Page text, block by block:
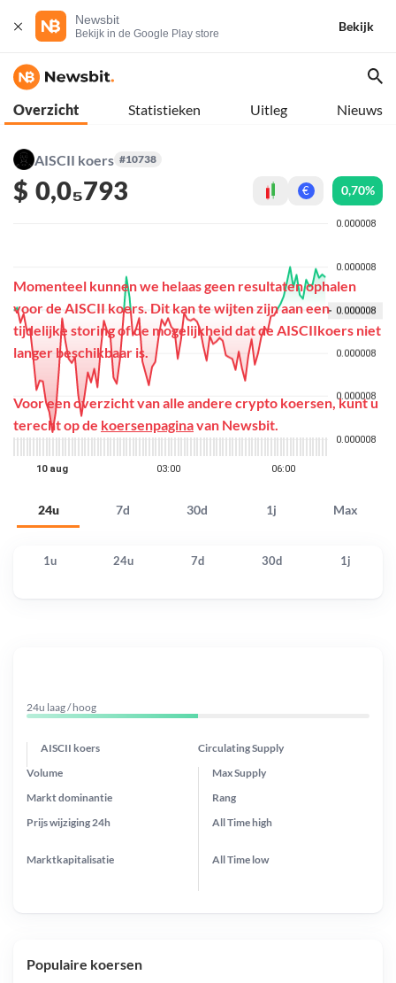
Newsbit
Bekijk in de Google Play store
Bekijk
Overzicht Statistieken Uitleg Nieuws
AISCII koers #10738
$ 0,0₅793 € 0,70%
24u 7d 30d 1j Max
Momenteel kunnen we helaas geen resultaten ophalen
voor de AISCII koers. Dit kan te wijten zijn aan een
tijdelijke storing of de mogelijkheid dat de AISCIIkoers niet
langer beschikbaar is.
Voor een overzicht van alle andere crypto koersen, kunt u
terecht op de koersenpaginavan Newsbit.
1u 24u 7d 30d 1j
24u laag / hoog
AISCII koers Circulating Supply
Prijs wijziging 24h
Max Supply
Markt dominantie
Marktkapitalisatie
Volume
Rang
All Timehigh
All Time low
Populaire koersen